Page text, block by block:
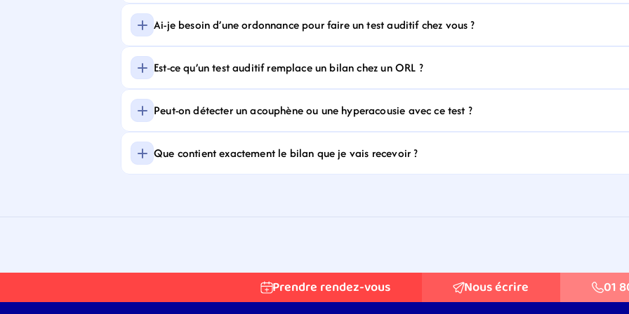
Ai-je besoin d’une ordonnance pour faire un test auditif chez vous ?
Est-ce qu’un test auditif remplace un bilan chez un ORL ?
Peut-on détecter un acouphène ou une hyperacousie avec ce test ?
Que contient exactement le bilan que je vais recevoir ?
Prendre rendez-vous Nous écrire 01